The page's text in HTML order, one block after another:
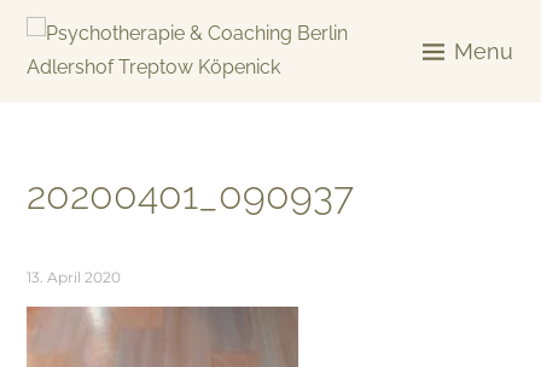
Skip
Menu
20200401_090937
13. April 2020